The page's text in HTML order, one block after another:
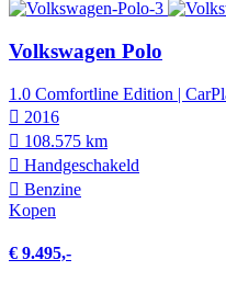
Volkswagen Polo
1.0 Comfortline Edition |
2016
108.575 km
Hand­geschakeld
Benzine
Kopen
€ 9.495,-